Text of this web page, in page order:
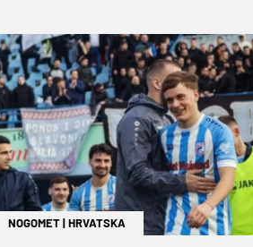
NOGOMET|HRVATSKA